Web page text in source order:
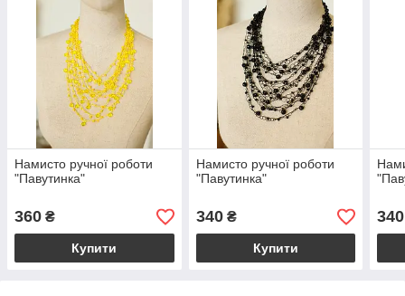
Намисто ручної роботи
"Павутинка"
360 ₴
Купити
Намисто ручної роботи
"Павутинка"
340₴
Купити
340